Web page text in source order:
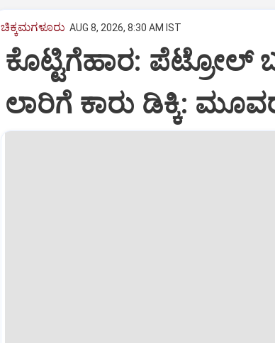
ಚಿಕ್ಕಮಗಳೂರು AUG 8, 2026, 8:30 AM IST
ಕೊಟ್ಟಿಗೆಹಾರ: ಪೆಟ್ರೋಲ್
ಲಾರಿಗೆ ಕಾರು ಡಿಕ್ಕಿ: